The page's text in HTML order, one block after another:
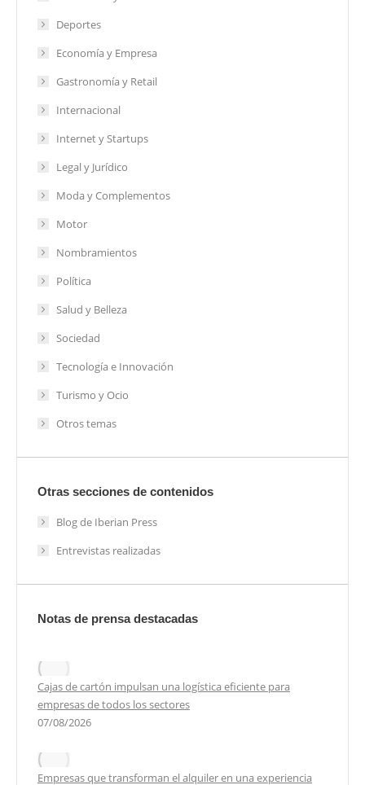
Deportes
Economía y Empresa
Gastronomía y Retail
Internacional
Internet y Startups
Legal y Jurídico
Moda y Complementos
Motor
Nombramientos
Política
Salud y Belleza
Sociedad
Tecnología e Innovación
Turismo y Ocio
Otros temas
Otras secciones de contenidos
Blog de Iberian Press
Entrevistas realizadas
Notas de prensa destacadas
Cajas de cartón impulsan una logística eficiente para
empresas de todos los sectores
07/08/2026
Empresas que transforman el alquiler en una experiencia